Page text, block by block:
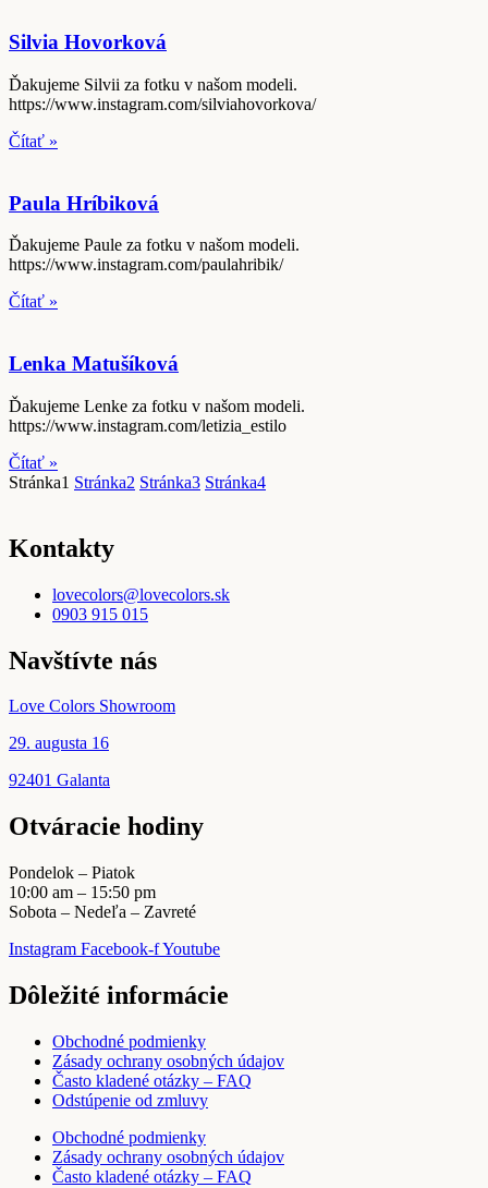
Silvia Hovorková
Ďakujeme Silvii za fotku v našom modeli.
https://www.instagram.com/silviahovorkova/
Čítať »
Paula Hríbiková
Ďakujeme Paule za fotku v našom modeli.
https://www.instagram.com/paulahribik/
Čítať »
Lenka Matušíková
Ďakujeme Lenke za fotku v našom modeli.
https://www.instagram.com/letizia_estilo
Čítať »
Stránka1 Stránka2 Stránka3 Stránka4
Kontakty
lovecolors@lovecolors.sk
0903 915 015
Navštívte nás
Love Colors Showroom
29. augusta 16
92401 Galanta
Otváracie hodiny
Pondelok – Piatok
10:00 am – 15:50 pm
Sobota – Nedeľa – Zavreté
Instagram Facebook-fYoutube
Dôležité informácie
Obchodné podmienky
Zásady ochrany osobných údajov
Často kladené otázky – FAQ
Odstúpenie od zmluvy
Obchodné podmienky
Zásady ochrany osobných údajov
Často kladené otázky – FAQ